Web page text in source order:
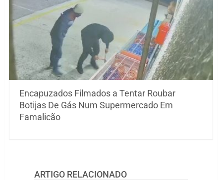
Encapuzados Filmados a Tentar Roubar
Botijas De Gás Num Supermercado Em
Famalicão
ARTIGO RELACIONADO